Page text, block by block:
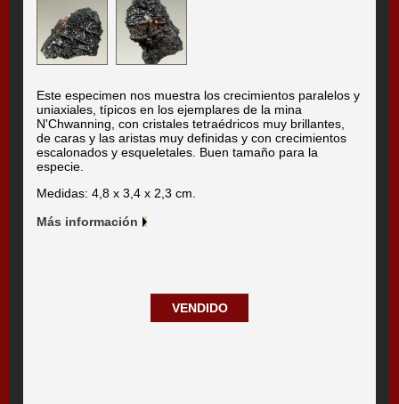
Este especimen nos muestra los crecimientos paralelos y
uniaxiales, típicos en los ejemplares de la mina
N'Chwanning, con cristales tetraédricos muy brillantes,
de caras y las aristas muy definidas y con crecimientos
escalonados y esqueletales. Buen tamaño para la
especie.
Medidas: 4,8 x 3,4 x 2,3 cm.
Más información
VENDIDO